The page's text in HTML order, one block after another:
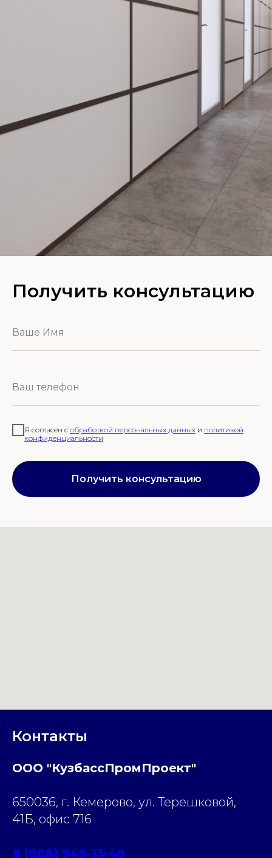
Получить консультацию
Я согласен с обработкой персональных данных и политикой
конфиденциальности
Получить консультацию
Контакты
ООО "КузбассПромПроект"
650036, г. Кемерово, ул. Терешковой,
41Б, офис 716
8 (908) 949-13-49